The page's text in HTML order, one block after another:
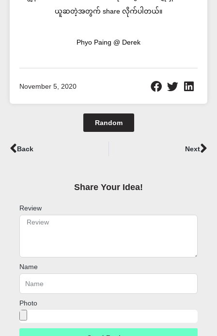
ယူဆတဲ့အတွက် share လိုက်ပါတယ်။
Phyo Paing @ Derek
November 5, 2020
Random
Prev
Back Next
Share Your Idea!​
Review
Name
Photo